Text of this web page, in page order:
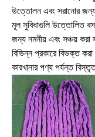
উত্তোলন এবং সরানোর
মূল সুবিধাগুলি উত্তোলিত
জন্য নমনীয় এবং সঞ্চয় করা
বিভিন্ন প্রকারে বিভক্ত করা
কারখানার পণ্য পর্যন্ত